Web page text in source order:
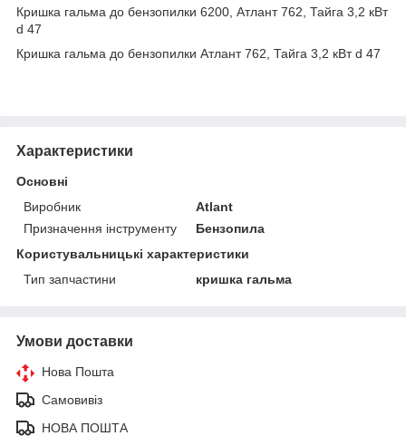
Кришка гальма до бензопилки 6200, Атлант 762, Тайга 3,2 кВт
d 47
Кришка гальма до бензопилки Атлант 762, Тайга 3,2 кВт d 47
Характеристики
Основні
Виробник
Atlant
Призначення інструменту
Бензопила
Користувальницькі характеристики
Тип запчастини
кришка гальма
Умови доставки
Нова Пошта
Самовивіз
НОВА ПОШТА